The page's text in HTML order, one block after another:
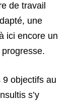
de travail
une
ici encore un
objectifs au
s’y